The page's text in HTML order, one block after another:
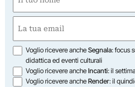
(Required)
First
(Required)
Opzioni
Voglio ricevere ancheSegnala: focus
didattica ed eventi culturali
Voglio ricevere ancheIncanti: il
Voglio ricevere ancheRender: il